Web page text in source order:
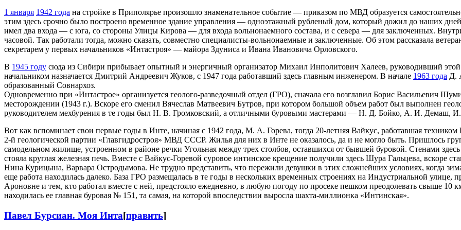
1 января 1942 года на стройке в Приполярье произошло знаменательное событие — приказом по МВД образуется
этим здесь срочно было построено временное здание управления — одноэтажный рубленый дом, который дожил до наших
имел два входа — с юга, со стороны Улицы Кирова — для входа вольнонаемного состава, и с севера — для заключенных.
часовой. Так работали тогда, можно сказать, совместно специалисты-вольнонаемные и заключенные. Об этом рассказала
секретарем у первых начальников «Интастроя» — майора Здуниса и Ивана Ивановича Орловского.
В 1945 году сюда из Сибири прибывает опытный и энергичный организатор Михаил Инполитович Халеев, руководивший этой
начальником назначается Дмитрий Андреевич Жуков, с 1947 года работавший здесь главным инженером. В начале 1963 года Д.
образованный Совнархоз.
Одновременно при «Интастрое» организуется геолого-разведочный отдел (ГРО), сначала его возглавил Борис Васильевич
месторождении (1943 г.). Вскоре его сменил Вячеслав Матвеевич Бутров, при котором большой объем работ был выполнен
руководителем мехбурения в те годы был Н. В. Громковский, а отличными буровыми мастерами — Н. Д. Бойко, А. И. Демаш, И.
Вот как вспоминает свои первые годы в Инте, начиная с 1942 года, М. А. Горева, тогда 20-летняя Вайкус, работавшая
2-й геологической партии «Главгидростроя» МВД СССР. Жилья для них в Инте не оказалось, да и не могло быть. Пришлось
самодельном жилище, устроенном в районе речки Угольная между трех столбов, оставшихся от бывшей буровой. Стенами
стояла круглая железная печь. Вместе с Вайкус-Горевой суровое интинское крещение получили здесь Шура Гальцева,
Нина Курицына, Варвара Остродымова. Не трудно представить, что пережили девушки в этих сложнейших условиях, когда
еще работа находилась далеко. База ГРО размещалась в те годы в нескольких временных строениях на Индустриальной
Ароновне и тем, кто работал вместе с ней, предстояло ежедневно, в любую погоду по просеке пешком преодолевать свыше
находилась ее главная буровая № 151, та самая, на которой впоследствии выросла шахта-миллионка «Интинская».
Павел Бурсиан. Моя Инта[править]